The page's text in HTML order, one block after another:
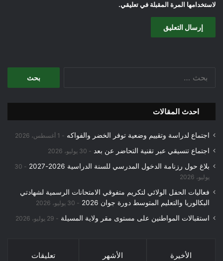
لاستخدامها المرة المقبلة في تعليقي.
احدث المقالات
اجتماع لدراسة وتقييم وضعية توفر الخضر والفواكه 1 أغسطس، 2026
اجتماع تنسيقي عبر تقنية التحاضر عن بعد 30 يوليو، 2026
بلاغ حول رزنامة الدخول المدرسي للسنة الدراسية 2026-2027
30
يوليو، 2026
فعاليات الحفل الولائي لتكريم متفوقي الامتحانات الرسمية لشهادتي
البكالوريا والتعليم المتوسط دورة جوان 2026
30 يوليو، 2026
استقبالات المواطنين على مستوى مقر ولاية المسيلة 29 يوليو، 2026
الأخيرة الأشهر تعليقات